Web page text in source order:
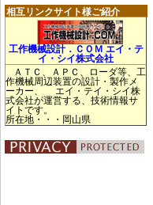
相互リンクサイト様ご紹介
工作機械設計．ＣＯＭ エイ・テ
イ・シイ株式会社
ＡＴＣ、ＡＰＣ、ローダ等、工
作機械周辺装置の設計・製作メ
ーカー、 エイ・テイ・シイ株
式会社が運営する、技術情報サ
イトです。
所在地・・・岡山県